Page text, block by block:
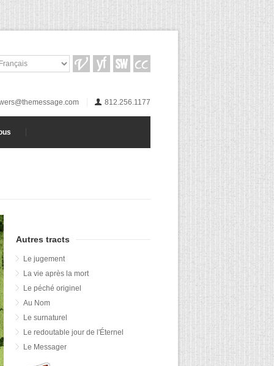
812.256.1177
Autres tracts
Le jugement
La vie après la mort
Le péché originel
Au Nom
Le surnaturel
Le redoutable jour de l'Éternel
Le Messager